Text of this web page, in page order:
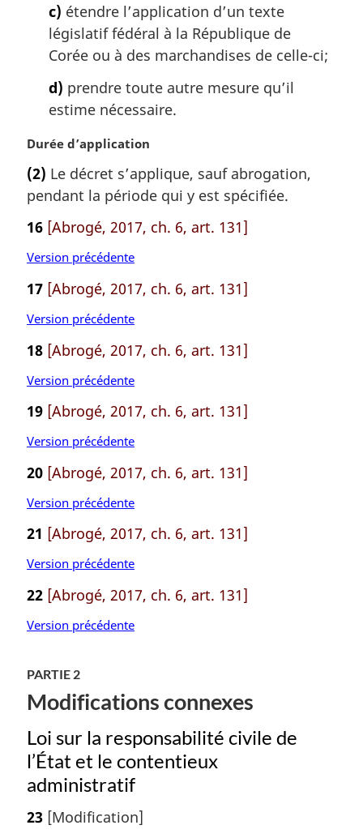
c) étendre l’application d’un texte
législatif fédéral à la République de
Corée ou à des marchandises de celle-ci;
d) prendre toute autre mesure qu’il
estime nécessaire.
N
t
e
a
r
g
i
a
e
:
Durée d’application
(2) Le décret s’applique, sauf abrogation,
pendant la période qui y est spécifiée.
16 [Abrogé, 2017, ch. 6, art. 131]
Version précédente
17 [Abrogé, 2017, ch. 6, art. 131]
Version précédente
18 [Abrogé, 2017, ch. 6, art. 131]
Version précédente
19 [Abrogé, 2017, ch. 6, art. 131]
Version précédente
20 [Abrogé, 2017, ch. 6, art. 131]
Version précédente
21 [Abrogé, 2017, ch. 6, art. 131]
Version précédente
22 [Abrogé, 2017, ch. 6, art. 131]
Version précédente
PARTIE 2
Modifications connexes
Loi sur la responsabilité civile de
l’État et le contentieux
administratif
23 [Modification]